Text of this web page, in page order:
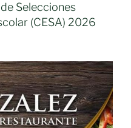
Selecciones
(CESA) 2026